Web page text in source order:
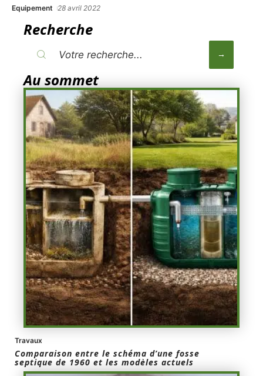
Equipement 28 avril 2022
Recherche
Au sommet
Travaux
Comparaison entre le schéma d’une fosse
septique de 1960 et les modèles actuels